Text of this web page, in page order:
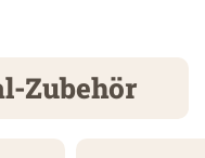
Zubehör